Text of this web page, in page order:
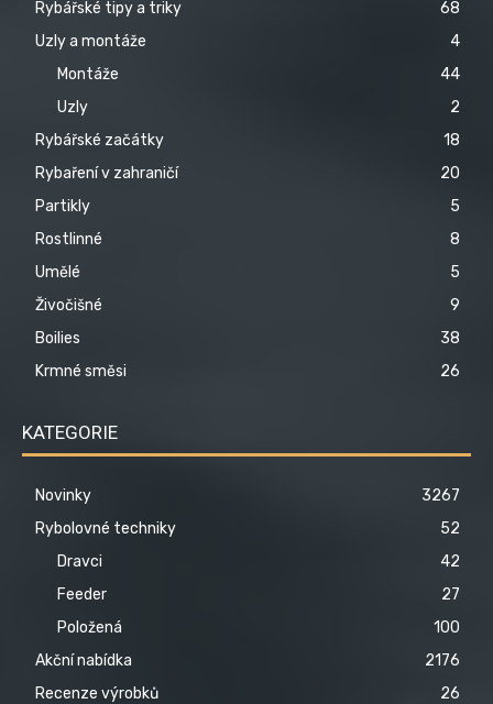
Rybářské tipy a triky
68
Uzly a montáže
4
Montáže
44
Uzly
2
Rybářské začátky
18
Rybaření v zahraničí
20
Partikly
5
Rostlinné
8
Umělé
5
Živočišné
9
Boilies
38
Krmné směsi
26
KATEGORIE
Novinky
3267
Rybolovné techniky
52
Dravci
42
Feeder
27
Položená
100
Akční nabídka
2176
Recenze výrobků
26